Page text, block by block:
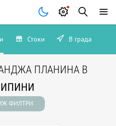
Стоки В града
ПЛАНИНА В
ФИЛТРИ